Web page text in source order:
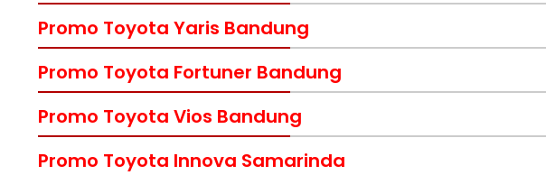
Promo Toyota Yaris Bandung
Promo Toyota Fortuner Bandung
Promo Toyota Vios Bandung
Promo Toyota Innova Samarinda